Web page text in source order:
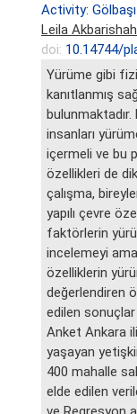
Activity:
Leila
doi: 10.14744/
Yürüme gibi
kanıtlanmış
insanları
içermeli ve bu
özellikleri de
çalışma,
yapılı çevre
faktörlerin
incelemeyi
özelliklerin
değerlendiren
edilen
Anket Ankara
yaşayan
400 mahalle
elde edilen